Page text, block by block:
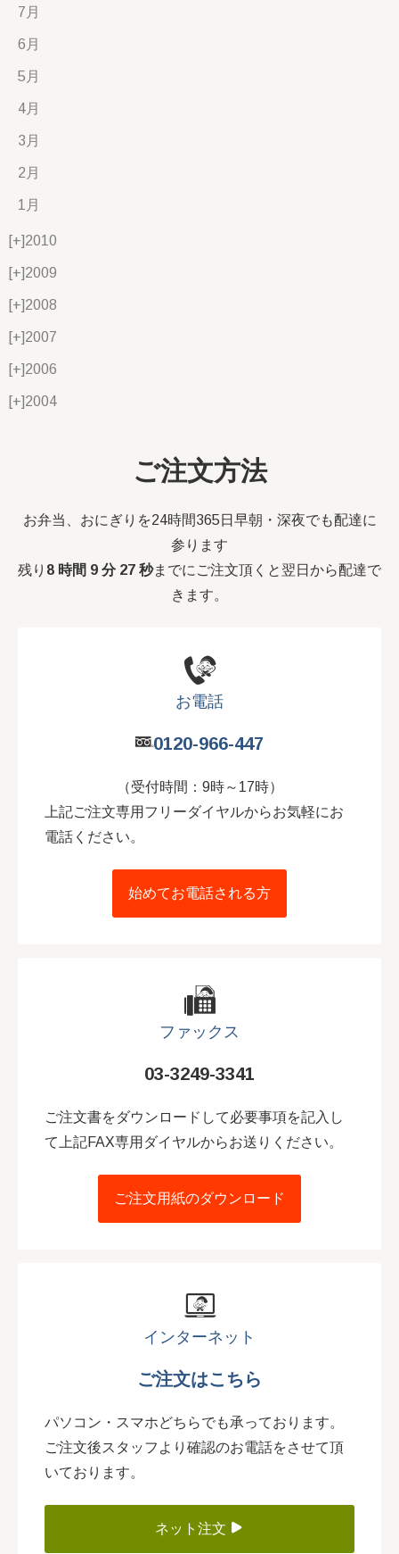
7月
6月
5月
4月
3月
2月
1月
[+]2010
[+]2009
[+]2008
[+]2007
[+]2006
[+]2004
ご注文方法
お弁当、おにぎりを24時間365日早朝・深夜でも配達に
参ります
残り 8 時間 9 分 26 秒までにご注文頂くと翌日から配達で
きます。
お電話
0120-966-447
（受付時間：9時～17時）
上記ご注文専用フリーダイヤルからお気軽にお
電話ください。
始めてお電話される方
ファックス
03-3249-3341
ご注文書をダウンロードして必要事項を記入し
て上記FAX専用ダイヤルからお送りください。
ご注文用紙のダウンロード
インターネット
ご注文はこちら
パソコン・スマホどちらでも承っております。
ご注文後スタッフより確認のお電話をさせて頂
いております。
ネット注文